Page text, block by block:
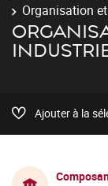
Organisation
Ajouter à la